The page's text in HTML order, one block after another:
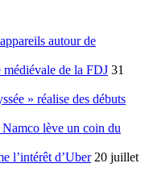
autour de
de la FDJ 31
» réalise des débuts
lève un coin du
l’intérêt d’Uber 20 juillet